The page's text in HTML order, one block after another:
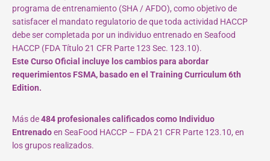
programa de entrenamiento (SHA / AFDO), como objetivo de
satisfacer el mandato regulatorio de que toda actividad HACCP
debe ser completada por un individuo entrenado en Seafood
HACCP (FDA Título 21 CFR Parte 123 Sec. 123.10).
Este Curso Oficial incluye los cambios para abordar
requerimientos FSMA, basado en el Training Curriculum 6th
Edition.
Más de484 profesionales calificados como Individuo
Entrenadoen SeaFood HACCP – FDA 21 CFR Parte 123.10, en
los grupos realizados.